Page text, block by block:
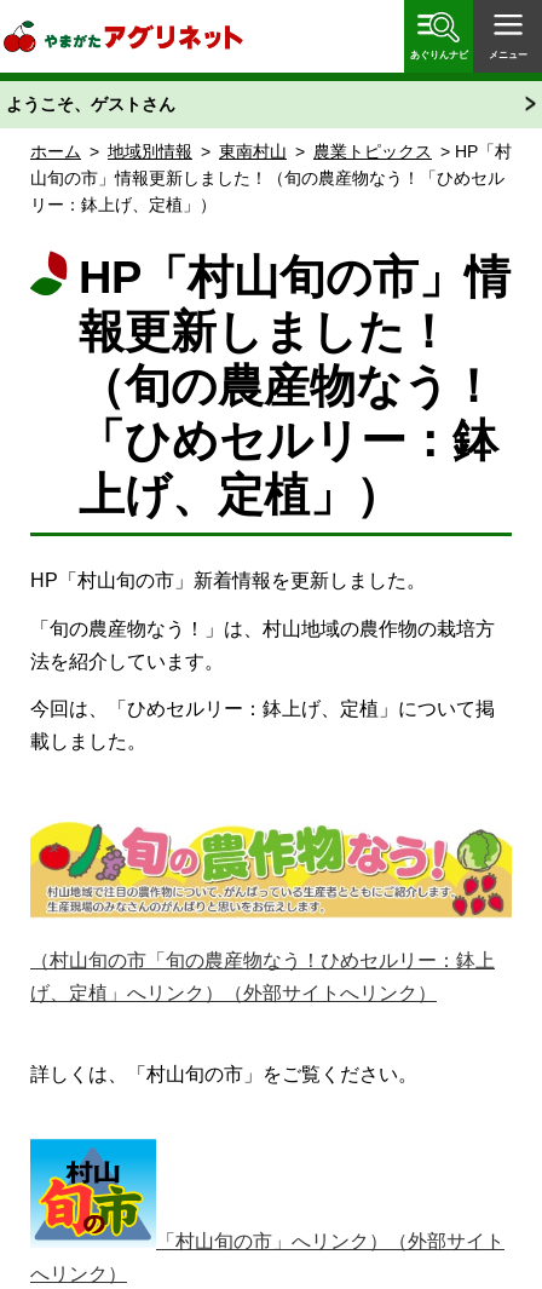
「あぐりん」
あぐりんナビ メニュー
ようこそ、ゲストさん
ホーム > 地域別情報 > 東南村山 > 農業トピックス > HP「村
山旬の市」情報更新しました！（旬の農産物なう！「ひめセル
リー：鉢上げ、定植」）
HP「村山旬の市」情
報更新しました！
（旬の農産物なう！
「ひめセルリー：鉢
上げ、定植」）
HP「村山旬の市」新着情報を更新しました。
「旬の農産物なう！」は、村山地域の農作物の栽培方
法を紹介しています。
今回は、「ひめセルリー：鉢上げ、定植」について掲
載しました。
（村山旬の市「旬の農産物なう！ひめセルリー：鉢上
げ、定植」へリンク）（外部サイトへリンク）
詳しくは、「村山旬の市」をご覧ください。
「村山旬の市」へリンク）（外部サイト
へリンク）